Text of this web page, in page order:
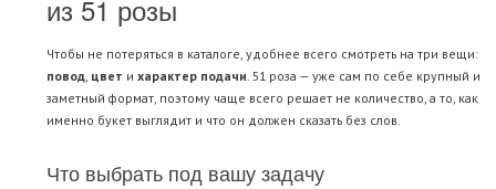
из 51 розы
Чтобы не потеряться в каталоге, удобнее всего смотреть на три вещи:
повод, цвет и характер подачи. 51 роза — уже сам по себе крупный и
заметный формат, поэтому чаще всего решает не количество, а то, как
именно букет выглядит и что он должен сказать без слов.
Что выбрать под вашу задачу